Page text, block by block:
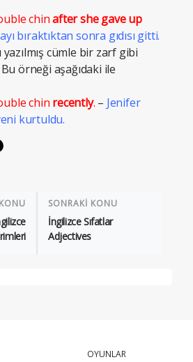
chinafter she gave up
bıraktıktan sonra gıdısı gitti.
cümle bir zarf gibi
örneği aşağıdaki ile
chin recently. – Jenifer
kurtuldu.
SONRAKİ KONU
İngilizce Sıfatlar
Adjectives
OYUNLAR